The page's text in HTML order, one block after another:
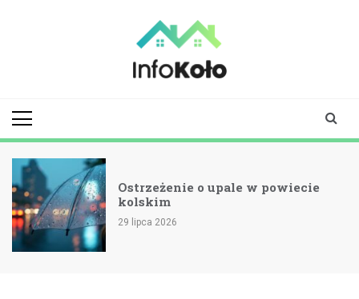
Ostrzeżenie o upale w powiecie
kolskim
29 lipca 2026